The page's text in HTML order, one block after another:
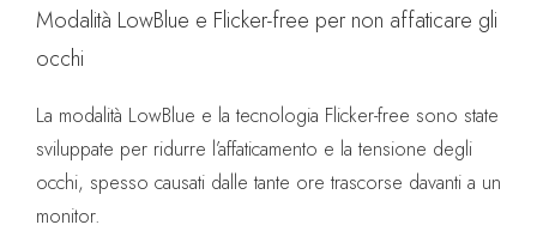
Modalità LowBlue e Flicker-free per non affaticare gli
occhi
La modalità LowBlue e la tecnologia Flicker-free sono state
sviluppate per ridurre l’affaticamento e la tensione degli
occhi, spesso causati dalle tante ore trascorse davanti a un
monitor.